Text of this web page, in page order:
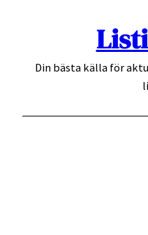
Din bästa källa för